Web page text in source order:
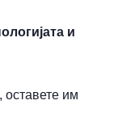
та и
оставете им